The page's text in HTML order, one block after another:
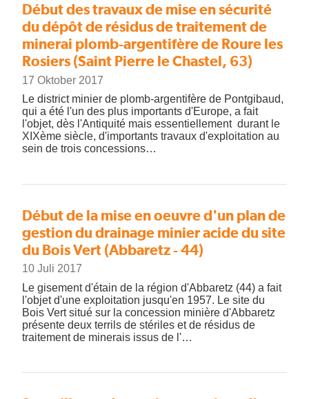
Début des travaux de mise en sécurité
du dépôt de résidus de traitement de
minerai plomb-argentifère de Roure les
Rosiers (Saint Pierre le Chastel, 63)
17 Oktober 2017
Le district minier de plomb-argentifère de Pontgibaud,
qui a été l'un des plus importants d'Europe, a fait
l'objet, dès l'Antiquité mais essentiellement durant le
XIXème siècle, d'importants travaux d'exploitation au
sein de trois concessions…
Début de la mise en oeuvre d'un plan de
gestion du drainage minier acide du site
du Bois Vert (Abbaretz - 44)
10 Juli 2017
Le gisement d'étain de la région d'Abbaretz (44) a fait
l'objet d'une exploitation jusqu'en 1957. Le site du
Bois Vert situé sur la concession minière d'Abbaretz
présente deux terrils de stériles et de résidus de
traitement de minerais issus de l'…